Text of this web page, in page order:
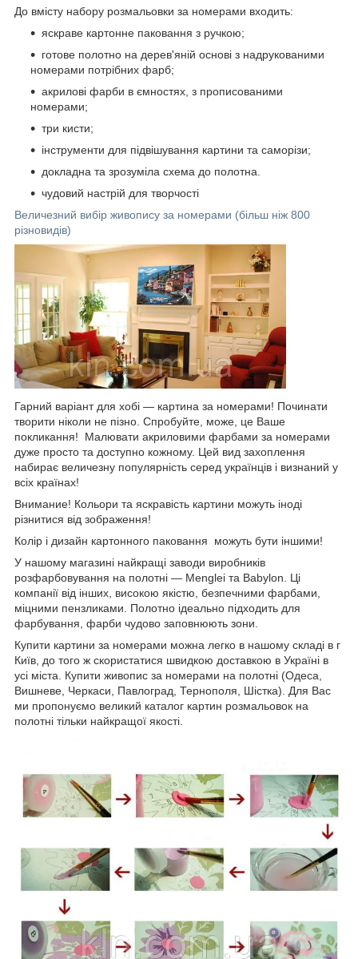
До вмісту набору розмальовки за номерами входить:
яскраве картонне паковання з ручкою;
готове полотно на дерев'яній основі з надрукованими
номерами потрібних фарб;
акрилові фарби в ємностях, з прописованими
номерами;
три кисти;
інструменти для підвішування картини та саморізи;
докладна та зрозуміла схема до полотна.
чудовий настрій для творчості
Величезний вибір живопису за номерами (більш ніж 800
різновидів)
Гарний варіант для хобі — картина за номерами! Починати
творити ніколи не пізно. Спробуйте, може, це Ваше
покликання! Малювати акриловими фарбами за номерами
дуже просто та доступно кожному. Цей вид захоплення
набирає величезну популярність серед українців і визнаний у
всіх країнах!
Внимание! Кольори та яскравість картини можуть іноді
різнитися від зображення!
Колір і дизайн картонного паковання можуть бути іншими!
У нашому магазині найкращі заводи виробників
розфарбовування на полотні — Menglei та Babylon. Ці
компанії від інших, високою якістю, безпечними фарбами,
міцними пензликами. Полотно ідеально підходить для
фарбування, фарби чудово заповнюють зони.
Купити картини за номерами можна легко в нашому складі в г
Київ, до того ж скористатися швидкою доставкою в Україні в
усі міста. Купити живопис за номерами на полотні (Одеса,
Вишневе, Черкаси, Павлоград, Тернополя, Шістка). Для Вас
ми пропонуємо великий каталог картин розмальовок на
полотні тільки найкращої якості.